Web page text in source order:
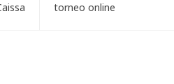
torneo online